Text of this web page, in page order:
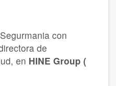
con
de
en HINE Group (